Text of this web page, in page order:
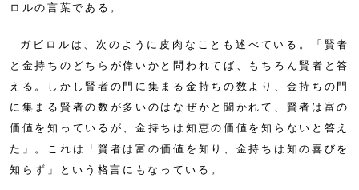
ロルの言葉である。
ガビロルは、次のように皮肉なことも述べている。「賢者
と金持ちのどちらが偉いかと問われてば、もちろん賢者と答
える。しかし賢者の門に集まる金持ちの数より、金持ちの門
に集まる賢者の数が多いのはなぜかと聞かれて、賢者は富の
価値を知っているが、金持ちは知恵の価値を知らないと答え
た」。これは「賢者は富の価値を知り、金持ちは知の喜びを
知らず」という格言にもなっている。